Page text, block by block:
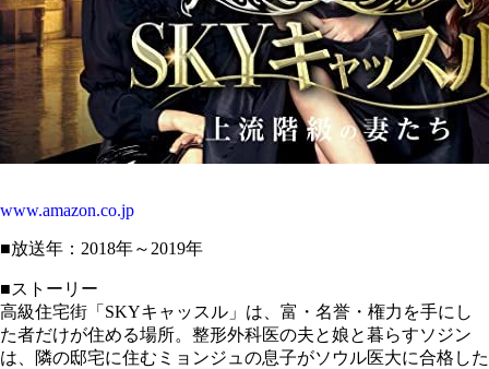
www.amazon.co.jp
■放送年：2018年～2019年
■ストーリー
高級住宅街「SKYキャッスル」は、富・名誉・権力を手にし
た者だけが住める場所。整形外科医の夫と娘と暮らすソジン
は、隣の邸宅に住むミョンジュの息子がソウル医大に合格した